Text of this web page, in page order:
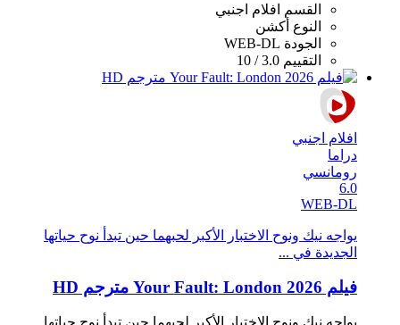
القسم
افلام اجنبي
النوع أكشن
الجودة WEB-DL
التقييم 3.0 / 10
افلام اجنبي
دراما
رومانسي
6.0
WEB-DL
يواجه نيك ونوح الاختبار الأكبر لحبهما حين تبدأ نوح حياتها
الجديدة في ...
فيلم Your Fault: London 2026 مترجم HD